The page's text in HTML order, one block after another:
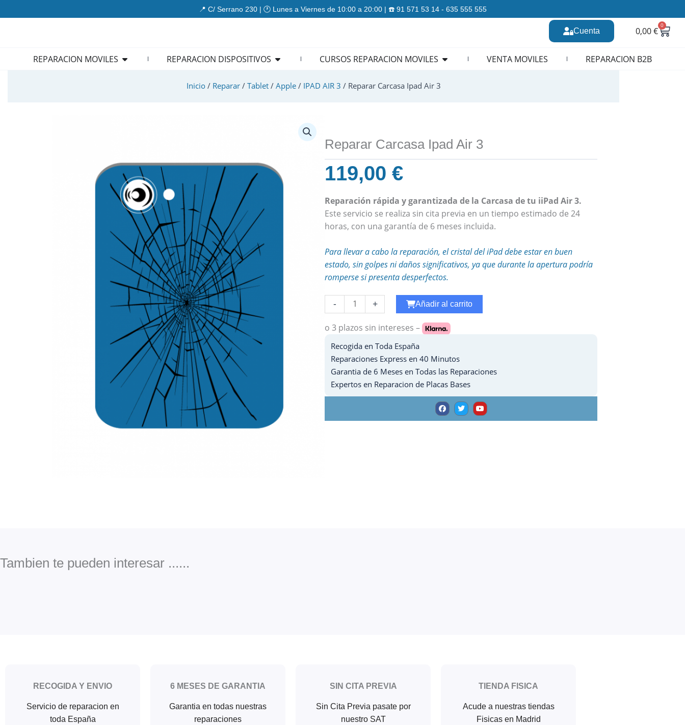
al
📍 C/ Serrano 230 | 🕐 Lunes a Viernes de 10:00 a 20:00 | ☎️ 91 571 53 14 - 635 555 555
Cuenta 0,00€
0
REPARACION MOVILES Open REPARACION MOVILES
REPARACION DISPOSITIVOS Open REPARACION DISPOSITIVOS
CURSOS REPARACION MOVILES Open CURSOS REPARACION MOVILES
VENTA MOVILES REPARACION B2B
Inicio/ Reparar/ Tablet/ Apple/ IPAD AIR 3 / Reparar Carcasa Ipad Air 3
Reparar Carcasa Ipad Air 3
119,00 €
Reparación rápida y garantizada de la Carcasa de tu iiPad Air 3.
Este servicio se realiza sin cita previa en un tiempo estimado de 24
horas, con una garantía de 6 meses incluida.
Para llevar a cabo la reparación, el cristal del iPad debe estar en buen
estado, sin golpes ni daños significativos, ya que durante la apertura podría
romperse si presenta desperfectos.
-
Reparar
WiFi
Ipad
cantidad
+ Añadir al carrito
o 3 plazos sin intereses –
Recogida en Toda España
Reparaciones Express en 40 Minutos
Garantia de 6 Meses en Todas las Reparaciones
Expertos en Reparacion de Placas Bases
F
a
c
e
T
w
i
t
Y
o
u
t
Tambien te pueden interesar ......
RECOGIDA Y ENVIO
Servicio de reparacion en
toda España
6 MESES DE GARANTIA
Garantia en todas nuestras
reparaciones
SIN CITA PREVIA
Sin Cita Previa pasate por
nuestro SAT
TIENDA FISICA
Acude a nuestras tiendas
Fisicas en Madrid